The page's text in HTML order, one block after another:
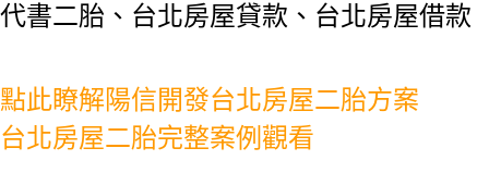
代書二胎、 台北房屋貸款、 台北房屋借款
點此瞭解陽信開發台北房屋二胎方案
台北房屋二胎完整案例觀看